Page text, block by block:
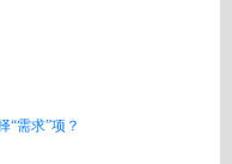
“需求”项？